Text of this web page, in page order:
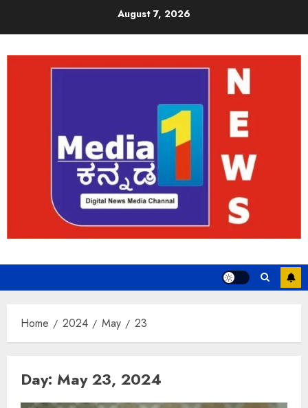
August 7, 2026
Home 2024 May 23
Day: May 23, 2024